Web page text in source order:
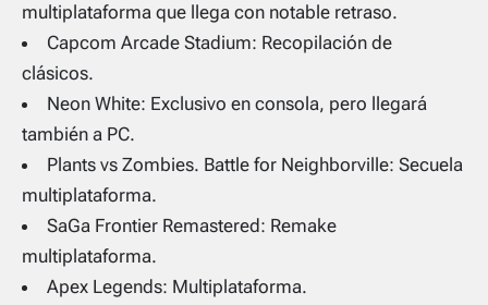
multiplataforma que llega con notable retraso.
Capcom Arcade Stadium: Recopilación de
clásicos.
Neon White: Exclusivo en consola, pero llegará
también a PC.
Plants vs Zombies. Battle for Neighborville: Secuela
multiplataforma.
SaGa Frontier Remastered: Remake
multiplataforma.
Apex Legends: Multiplataforma.